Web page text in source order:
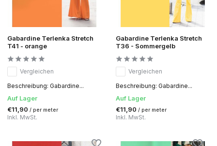
Gabardine Terlenka Stretch
T41 - orange
Vergleichen
Beschreibung: Gabardine...
Auf Lager
€11,90 / per meter
Inkl. MwSt.
Gabardine Terlenka Stretch
T36 - Sommergelb
Vergleichen
Beschreibung: Gabardine...
Auf Lager
€11,90 / per meter
Inkl. MwSt.